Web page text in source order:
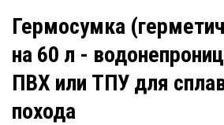
Гермосумка
на 60 л -
ПВХ или ТПУ для
похода